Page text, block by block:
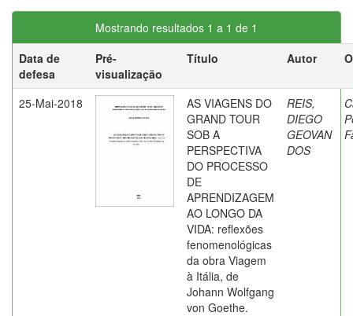
Mostrando resultados 1 a 1 de 1
Data de
defesa
Pré-
visualização
Título Autor
25-Mai-2018
AS VIAGENS DO
GRAND TOUR
SOB A
PERSPECTIVA
DO PROCESSO
DE
APRENDIZAGEM
AO LONGO DA
VIDA: reflexões
fenomenológicas
da obra Viagem
à Itália, de
Johann Wolfgang
von Goethe.
REIS,
DIEGO
GEOVAN
DOS